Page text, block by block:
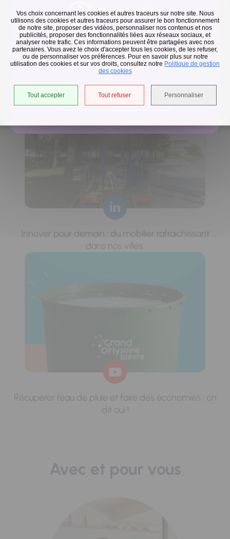
Vos choix concernant les cookies et autres traceurs sur notre site. Nous
utilisons des cookies et autres traceurs pour assurer le bon fonctionnement
de notre site, proposer des vidéos, personnaliser nos contenus et nos
publicités, proposer des fonctionnalités liées aux réseaux sociaux, et
analyser notre trafic. Ces informations peuvent être partagées avec nos
partenaires. Vous avez le choix d'accepter tous les cookies, de les refuser,
ou de personnaliser vos préférences. Pour en savoir plus sur notre
utilisation des cookies et sur vos droits, consultez notre Politique de gestion
des cookies
Tout accepter Tout refuser Personnaliser
Flash infos
Collecte des déchets
En raison des températures, le passage de nos camions
est avancé d'une heure jusqu'au 14 août.
Accéder à l'univers déchets
Horaires de collecte adaptés aux périodes de fortes
Innover pour demain : du mobilier rafraichissant
dans nos villes.
Récupérer l'eau de pluie et faire des économies : on
dit oui !
Avec et pour vous